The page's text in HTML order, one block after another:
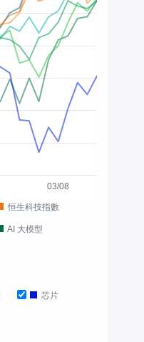
03/08
恒生科技指數
AI 大模型
芯片